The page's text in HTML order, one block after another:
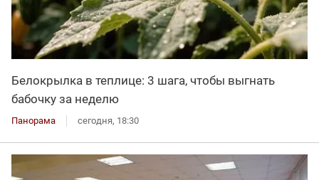
Белокрылка в теплице: 3 шага, чтобы выгнать
бабочку за неделю
Панорама сегодня, 18:30